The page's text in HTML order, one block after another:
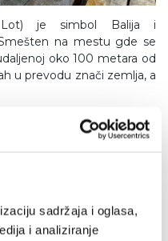
sadržaja i oglasa,
i analiziranje
je simbol Balija i
na mestu gde se
oko 100 metara od
u prevodu znači zemlja, a
je hram na jezeru
sa indonežanske
simboliše svetu planinu